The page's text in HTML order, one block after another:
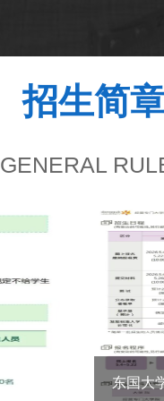
招生简
GENERAL
东国大